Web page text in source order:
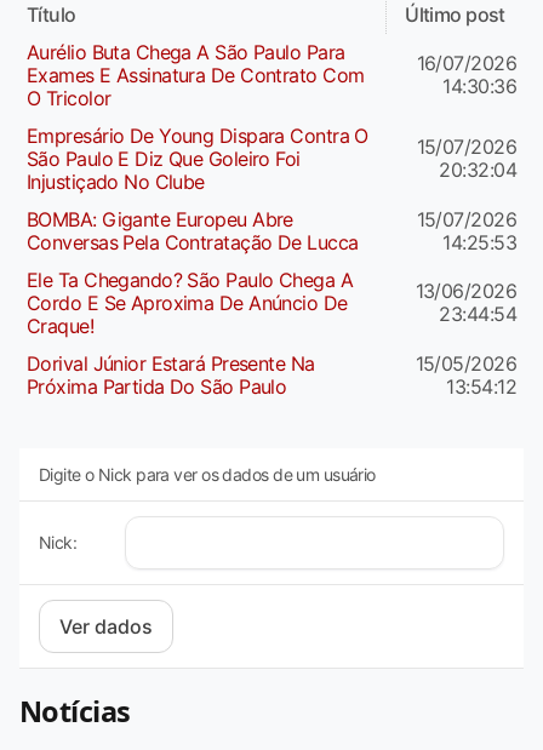
Título
Último post
Aurélio Buta Chega A São Paulo Para
Exames E Assinatura De Contrato Com
O Tricolor
16/07/2026
14:30:36
Empresário De Young Dispara Contra O
São Paulo E Diz Que Goleiro Foi
Injustiçado No Clube
15/07/2026
20:32:04
BOMBA: Gigante Europeu Abre
Conversas Pela Contratação De Lucca
15/07/2026
14:25:53
Ele Ta Chegando? São Paulo Chega A
Cordo E Se Aproxima De Anúncio De
Craque!
13/06/2026
23:44:54
Dorival Júnior Estará Presente Na
Próxima Partida Do São Paulo
15/05/2026
13:54:12
Digite o Nick para ver os dados de um usuário
Nick:
Notícias